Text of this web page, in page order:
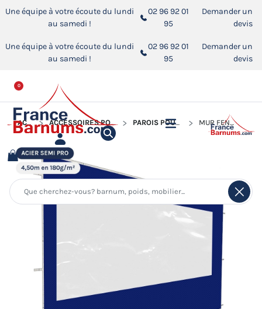
Une équipe à votre écoute du lundi
au samedi !
02 96 92 01
95
Demander un
devis
Une équipe à votre écoute du lundi
au samedi !
02 96 92 01
95
Demander un
devis
0
ACCUEIL ACCESSOIRES POUR BARNUMS PLIANTS PAROIS POUR BARNUM PLIANT MUR FENÊTRE - 180G/M²